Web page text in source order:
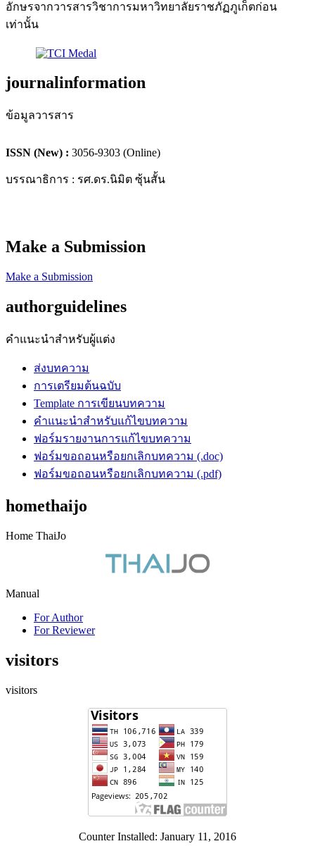
อักษรจากวารสารวิชาการมหาวิทยาลัยราชภัฏภูเก็ตก่อน
เท่านั้น
journalinformation
ข้อมูลวารสาร
ISSN (New) : 3056-9303 (Online)
บรรณาธิการ : รศ.ดร.นิมิต ซุ้นสั้น
Make a Submission
Make a Submission
authorguidelines
คำแนะนำสำหรับผู้แต่ง
ส่งบทความ
การเตรียมต้นฉบับ
Template การเขียนบทความ
คำแนะนำสำหรับแก้ไขบทความ
ฟอร์มรายงานการแก้ไขบทความ
ฟอร์มขอถอนหรือยกเลิกบทความ (.doc)
ฟอร์มขอถอนหรือยกเลิกบทความ (.pdf)
homethaijo
Home ThaiJo
Manual
For Author
For Reviewer
visitors
visitors
Counter Installed: January 11, 2016